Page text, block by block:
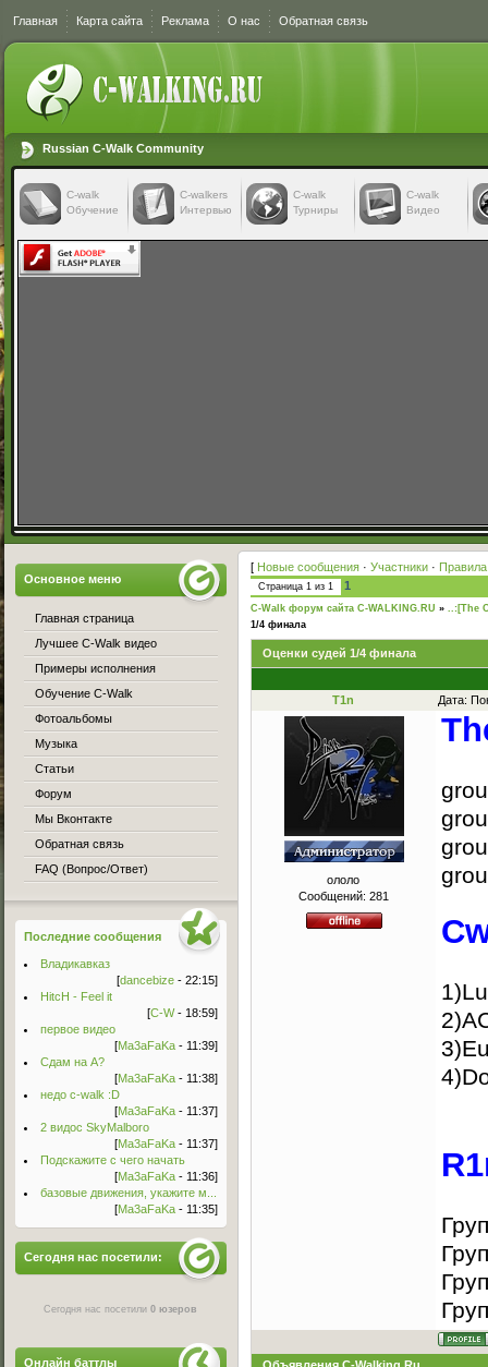
Главная Карта сайта Реклама О нас Обратная связь
Russian C-Walk Community
C-walk
Обучение
C-walkers
Интервью
С-walk
Турниры
С-walk
Видео
[ Новые сообщения · Участники ·
Страница 1 из 1 1
C-Walk форум сайта C-WALKING.RU » ..:[The
1/4 финала
Оценки судей 1/4 финала
T1n Дата:
ололо
Сообщений: 281
Основное меню
Главная страница
Лучшее C-Walk видео
Примеры исполнения
Обучение C-Walk
Фотоальбомы
Музыка
Статьи
Форум
Мы Вконтакте
Обратная связь
FAQ (Вопрос/Ответ)
Последние сообщения
Владикавказ
[dancebize - 22:15]
HitcH - Feel it
[C-W- 18:59]
первое видео
[Ma3aFaKa - 11:39]
Сдам на А?
[Ma3aFaKa - 11:38]
недо c-walk :D
[Ma3aFaKa - 11:37]
2 видос SkyMalboro
[Ma3aFaKa - 11:37]
Подскажите с чего начать
[Ma3aFaKa - 11:36]
базовые движения, укажите м...
[Ma3aFaKa - 11:35]
Сегодня нас посетили:
Сегодня нас посетили0 юзеров
Онлайн баттлы